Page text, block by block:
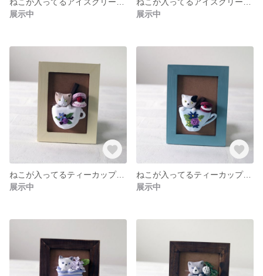
展示中
展示中
ねこが入ってるティーカップ【セミオーダー】持ち手丸
展示中
ねこが入ってるティーカップ【セミオーダー】
展示中